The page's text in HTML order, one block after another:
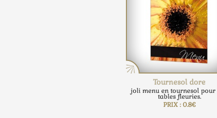
Tournesol dore
joli menu en tournesol pour
tables fleuries.
PRIX : 0.8€